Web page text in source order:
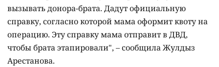
вызывать донора-брата. Дадут официальную
справку, согласно которой мама оформит квоту на
операцию. Эту справку мама отправит в ДВД,
чтобы брата этапировали", – сообщила Жулдыз
Арестанова.